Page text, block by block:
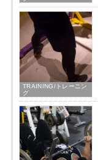
TRAINING/トレーニン
グ